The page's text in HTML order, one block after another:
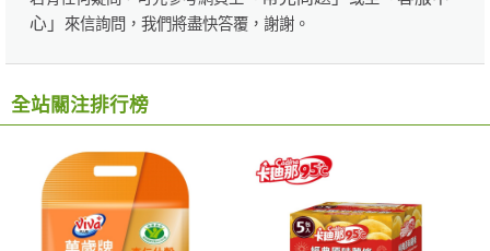
心」
來信詢問，我們將盡快答覆，謝謝。
全站關注排行榜